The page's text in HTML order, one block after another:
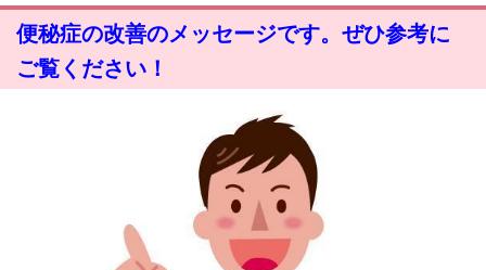
便秘症の改善のメッセージです。ぜひ参考に
ご覧ください！